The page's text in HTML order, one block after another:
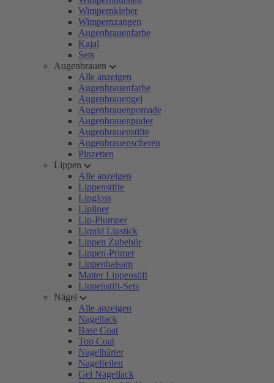
Wimpernkleber
Wimpernzangen
Augenbrauenfarbe
Kajal
Sets
Augenbrauen
Alle anzeigen
Augenbrauenfarbe
Augenbrauengel
Augenbrauenpomade
Augenbrauenpuder
Augenbrauenstifte
Augenbrauenscheren
Pinzetten
Lippen
Alle anzeigen
Lippenstifte
Lipgloss
Lipliner
Lip-Plumper
Liquid Lipstick
Lippen Zubehör
Lippen-Primer
Lippenbalsam
Matter Lippenstift
Lippenstift-Sets
Nägel
Alle anzeigen
Nagellack
Base Coat
Top Coat
Nagelhärter
Nagelfeilen
Gel Nagellack